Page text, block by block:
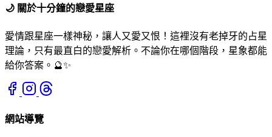
🌙 關於十分鐘的戀愛星座
愛情跟星座一樣神秘，讓人又愛又恨！這裡沒有老掉牙的占星
理論，只有最直白的戀愛解析。不論你在哪個階段，星象都能
給你答案。🔮✨
網站導覽